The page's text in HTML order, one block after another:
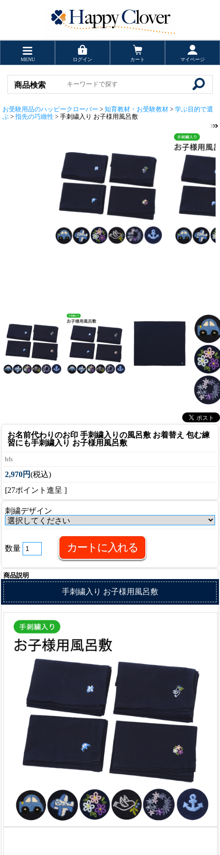
MENU ログイン カート マイページ
商品検索
お受験用品のハッピークローバー > 知育教材・お受験教材 > 学ぶ目的で選
ぶ > 指先の巧緻性 > 手刺繍入り お子様用風呂敷
お名前代わりのお印 手刺繍入りの風呂敷 お着替え 包む練
習にも手刺繍入り お子様用風呂敷
hfs
2,970円(税込)
[27ポイント進呈 ]
刺繍デザイン
数量
商品説明
手刺繍入り お子様用風呂敷